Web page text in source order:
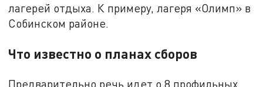
лагерей отдыха. К примеру, лагеря «Олимп» в
Собинском районе.
Что известно о планах сборов
Предварительно речь идет о 8 профильных